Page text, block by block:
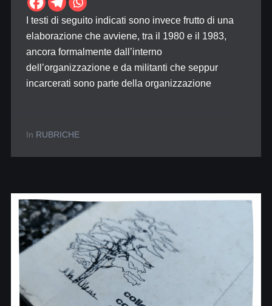
I testi di seguito indicati sono invece frutto di una
elaborazione che avviene, tra il 1980 e il 1983,
ancora formalmente dall’interno
dell’organizzazione e da militanti che seppur
incarcerati sono parte della organizzazione
In RUBRICHE